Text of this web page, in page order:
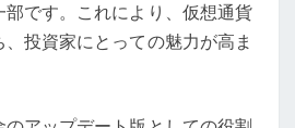
部です。これにより、仮想通貨
投資家にとっての魅力が高ま